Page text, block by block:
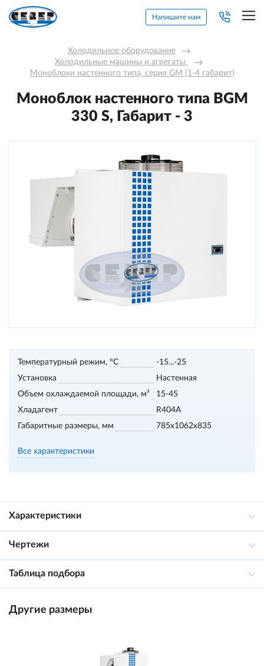
Напишите нам
Холодильное оборудование →
Холодильные машины и агрегаты →
Моноблоки настенного типа, серия GM (1-4 габарит)
Моноблок настенного типа BGM
330 S, Габарит - 3
Температурный режим, °С
-15...-25
Установка
Настенная
Объем охлаждаемой площади, м³
15-45
Хладагент
R404A
Габаритные размеры, мм
785x1062x835
Все характеристики
Характеристики
Чертежи
Таблица подбора
Другие размеры